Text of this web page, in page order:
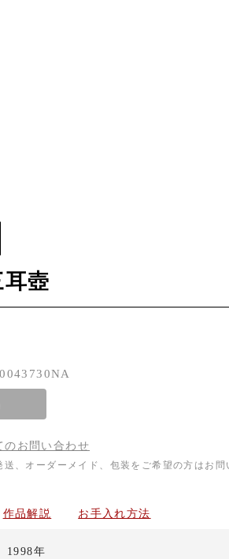
耳壺
のお問い合わせ
、オーダーメイド、包装をご希望の方はお問
作品解説 お手入れ方法
1998年